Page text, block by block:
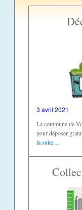
3 avril 2021
La commune de
pour déposer
la suite…